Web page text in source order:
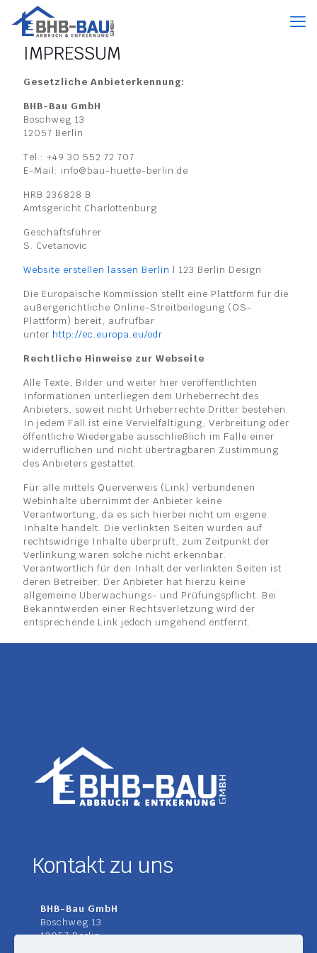
IMPRESSUM
Gesetzliche Anbieterkennung:
BHB-Bau GmbH
Boschweg 13
12057 Berlin
Tel.: +49 30 552 72 707
E-Mail: info@bau-huette-berlin.de
HRB 236828 B
Amtsgericht Charlottenburg
Geschäftsführer
S. Cvetanovic
Website erstellen lassen Berlin | 123 Berlin Design
Die Europäische Kommission stellt eine Plattform für die
außergerichtliche Online-Streitbeilegung (OS-
Plattform) bereit, aufrufbar
unter http://ec.europa.eu/odr.
Rechtliche Hinweise zur Webseite
Alle Texte, Bilder und weiter hier veröffentlichten
Informationen unterliegen dem Urheberrecht des
Anbieters, soweit nicht Urheberrechte Dritter bestehen.
In jedem Fall ist eine Vervielfältigung, Verbreitung oder
öffentliche Wiedergabe ausschließlich im Falle einer
widerruflichen und nicht übertragbaren Zustimmung
des Anbieters gestattet.
Für alle mittels Querverweis (Link) verbundenen
Webinhalte übernimmt der Anbieter keine
Verantwortung, da es sich hierbei nicht um eigene
Inhalte handelt. Die verlinkten Seiten wurden auf
rechtswidrige Inhalte überprüft, zum Zeitpunkt der
Verlinkung waren solche nicht erkennbar.
Verantwortlich für den Inhalt der verlinkten Seiten ist
deren Betreiber. Der Anbieter hat hierzu keine
allgemeine Überwachungs- und Prüfungspflicht. Bei
Bekanntwerden einer Rechtsverletzung wird der
entsprechende Link jedoch umgehend entfernt.
Kontakt zu uns
BHB-Bau GmbH
Boschweg 13
12057 Berlin